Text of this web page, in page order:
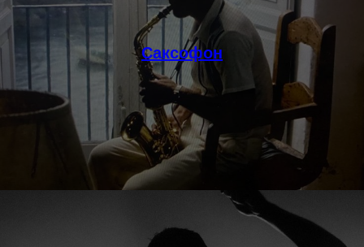
Саксофон